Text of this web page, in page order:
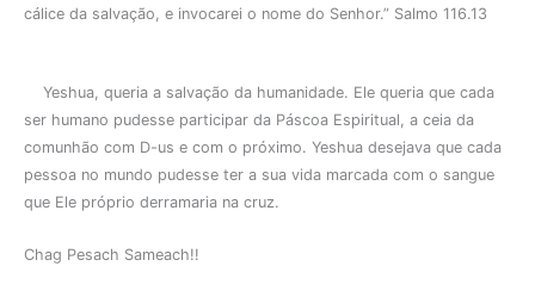
cálice da salvação, e invocarei o nome do Senhor.” Salmo 116.13
Yeshua, queria a salvação da humanidade. Ele queria que cada
ser humano pudesse participar da Páscoa Espiritual, a ceia da
comunhão com D-us e com o próximo. Yeshua desejava que cada
pessoa no mundo pudesse ter a sua vida marcada com o sangue
que Ele próprio derramaria na cruz.
Chag Pesach Sameach!!